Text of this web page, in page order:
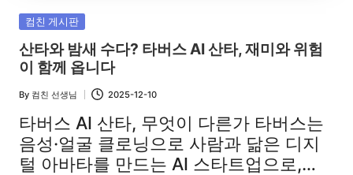
우
는
곳
Posted
in
컴친 게시판
산타와 밤새 수다? 타버스 AI 산타, 재미와 위험
이 함께 옵니다
Posted
by
By 컴친 선생님 2025-12-10
타버스 AI 산타, 무엇이 다른가 타버스는
음성·얼굴 클로닝으로 사람과 닮은 디지
털 아바타를 만드는 AI 스타트업으로,…